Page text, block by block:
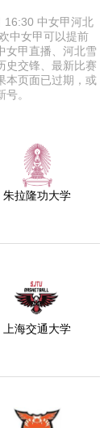
16:30 中女甲河北
中女甲可以提前
女甲直播、河北雪
史交锋、最新比赛
本页面已过期，或
。
朱拉隆功大学
上海交通大学